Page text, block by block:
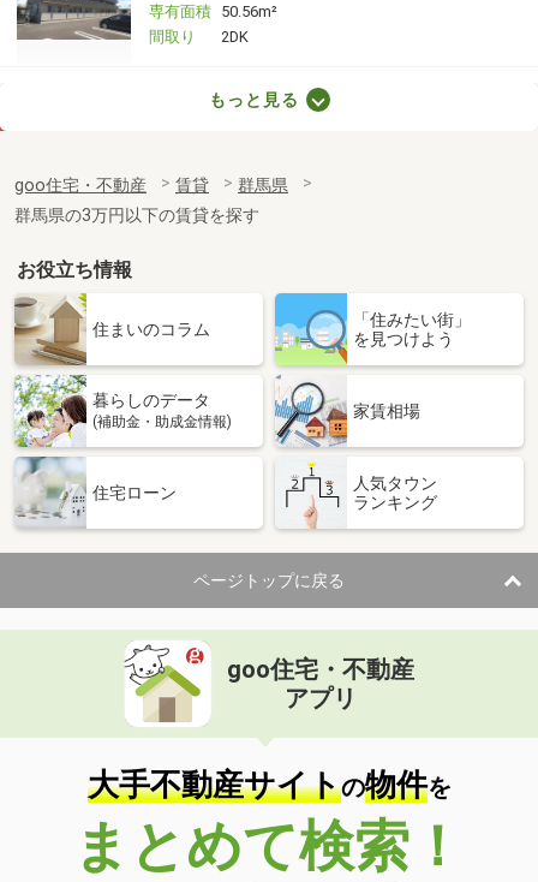
専有面積 50.56m²
間取り
2DK
専有面積
22m²
間取り
ワンルーム
群馬県前橋市野中町
価 格
5.70万円
群馬県前橋市野中町
専有面積 58.6m²
間取り
群馬県高崎市福島町
住 所
群馬県高崎市福島町
専有面積 32.9m²
間取り
ワンルーム
群馬県高崎市菅谷町
価 格
住 所
群馬県高崎市菅谷町
専有面積 33.2m²
間取り
1K
群馬県高崎市和田町
価 格
8万円
もっと見る
goo住宅・不動産 賃貸
群馬県
群馬県の3万円以下の賃貸を探す
お役立ち情報
住まいのコラム
「住みたい街」
を見つけよう
暮らしのデータ
(補助金・助成金情報)
家賃相場
住宅ローン
人気タウン
ランキング
ページトップに戻る
goo住宅・不動産
アプリ
大手不動産サイトの物件を
まとめて検索！